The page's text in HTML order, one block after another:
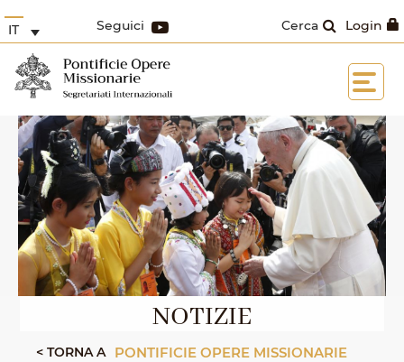
Login
Cerca
Seguici
IT
NOTIZIE
< TORNA A PONTIFICIE OPERE MISSIONARIE